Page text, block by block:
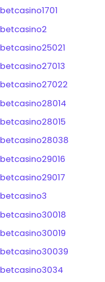
betcasino1701
betcasino2
betcasino25021
betcasino27013
betcasino27022
betcasino28014
betcasino28015
betcasino28038
betcasino29016
betcasino29017
betcasino3
betcasino30018
betcasino30019
betcasino30039
betcasino3034